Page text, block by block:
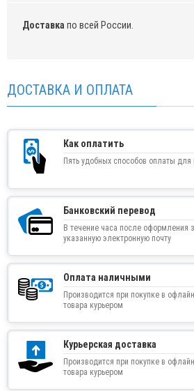
Доставка по всей России.
ДОСТАВКА И ОПЛАТА
Как оплатить
Пять удобных способов оплаты
Банковский перевод
В течение часа после оформления
указанную электронную почту
Оплата наличными
Производится при покупке в
товара курьером
Курьерская доставка
Производится при покупке в
товара курьером